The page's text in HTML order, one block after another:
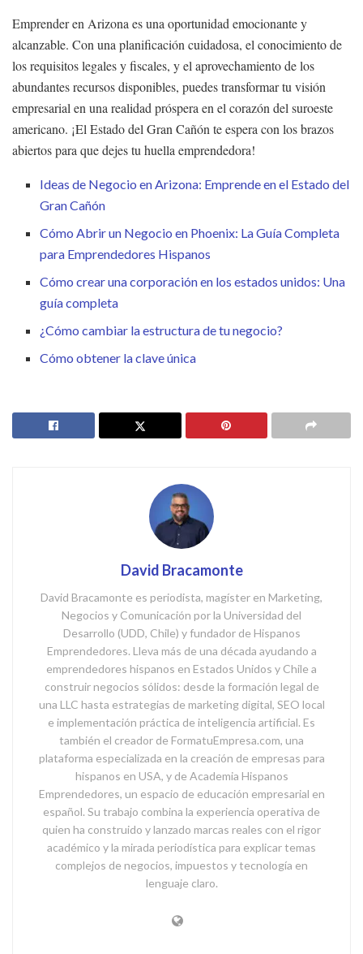
Emprender en Arizona es una oportunidad emocionante y
alcanzable. Con una planificación cuidadosa, el conocimiento de
los requisitos legales y fiscales, y el aprovechamiento de los
abundantes recursos disponibles, puedes transformar tu visión
empresarial en una realidad próspera en el corazón del suroeste
americano. ¡El Estado del Gran Cañón te espera con los brazos
abiertos para que dejes tu huella emprendedora!
Ideas de Negocio en Arizona: Emprende en el Estado del
Gran Cañón
Cómo Abrir un Negocio en Phoenix: La Guía Completa
para Emprendedores Hispanos
Cómo crear una corporación en los estados unidos: Una
guía completa
¿Cómo cambiar la estructura de tu negocio?
Cómo obtener la clave única
David Bracamonte
David Bracamonte es periodista, magíster en Marketing,
Negocios y Comunicación por la Universidad del
Desarrollo (UDD, Chile) y fundador de Hispanos
Emprendedores. Lleva más de una década ayudando a
emprendedores hispanos en Estados Unidos y Chile a
construir negocios sólidos: desde la formación legal de
una LLC hasta estrategias de marketing digital, SEO local
e implementación práctica de inteligencia artificial. Es
también el creador de FormatuEmpresa.com, una
plataforma especializada en la creación de empresas para
hispanos en USA, y de Academia Hispanos
Emprendedores, un espacio de educación empresarial en
español. Su trabajo combina la experiencia operativa de
quien ha construido y lanzado marcas reales con el rigor
académico y la mirada periodística para explicar temas
complejos de negocios, impuestos y tecnología en
lenguaje claro.